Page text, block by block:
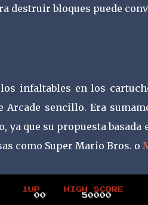
destruir bloques puede
infaltables en los
Arcade sencillo. Era
ya que su propuesta
como Super Mario Bros. o